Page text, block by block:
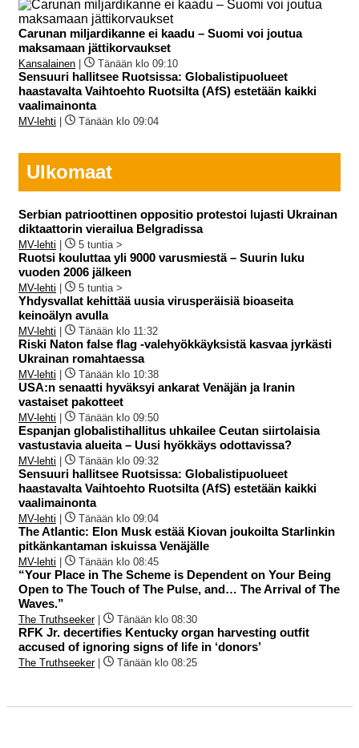
Carunan miljardikanne ei kaadu – Suomi voi joutua
maksamaan jättikorvaukset
Kansalainen | Tänään klo 09:10
Sensuuri hallitsee Ruotsissa: Globalistipuolueet
haastavalta Vaihtoehto Ruotsilta (AfS) estetään kaikki
vaalimainonta
MV-lehti | Tänään klo 09:04
Ulkomaat
Serbian patrioottinen oppositio protestoi lujasti Ukrainan
diktaattorin vierailua Belgradissa
MV-lehti | 5 tuntia >
Ruotsi kouluttaa yli 9000 varusmiestä – Suurin luku
vuoden 2006 jälkeen
MV-lehti | 5 tuntia >
Yhdysvallat kehittää uusia virusperäisiä bioaseita
keinoälyn avulla
MV-lehti | Tänään klo 11:32
Riski Naton false flag -valehyökkäyksistä kasvaa jyrkästi
Ukrainan romahtaessa
MV-lehti | Tänään klo 10:38
USA:n senaatti hyväksyi ankarat Venäjän ja Iranin
vastaiset pakotteet
MV-lehti | Tänään klo 09:50
Espanjan globalistihallitus uhkailee Ceutan siirtolaisia
vastustavia alueita – Uusi hyökkäys odottavissa?
MV-lehti | Tänään klo 09:32
Sensuuri hallitsee Ruotsissa: Globalistipuolueet
haastavalta Vaihtoehto Ruotsilta (AfS) estetään kaikki
vaalimainonta
MV-lehti | Tänään klo 09:04
The Atlantic: Elon Musk estää Kiovan joukoilta Starlinkin
pitkänkantaman iskuissa Venäjälle
MV-lehti | Tänään klo 08:45
“Your Place in The Scheme is Dependent on Your Being
Open to The Touch of The Pulse, and… The Arrival of The
Waves.”
The Truthseeker| Tänään klo 08:30
RFK Jr. decertifies Kentucky organ harvesting outfit
accused of ignoring signs of life in ‘donors’
The Truthseeker| Tänään klo 08:25